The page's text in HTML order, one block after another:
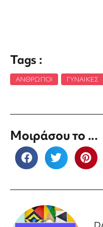
Tags :
ΆΝΘΡΩΠΟΙ ΓΥΝΑΊΚΕΣ
Μοιράσου το ...